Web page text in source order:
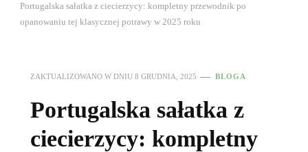
Portugalska sałatka z ciecierzycy: kompletny przewodnik po
opanowaniu tej klasycznej potrawy w 2025 roku
ZAKTUALIZOWANO W DNIU 8 GRUDNIA, 2025 BLOGA
Portugalska sałatka z
ciecierzycy: kompletny